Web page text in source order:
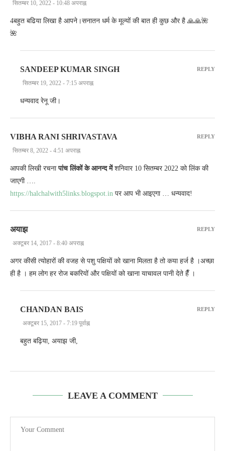
सितम्बर 10, 2022 - 10:48 अपराह्न
4बहुत बढिया लिखा है आपने।सनातन धर्म के मूल्यों की बात ही कुछ और है 🙏🙏🌺
🌺
SANDEEP KUMAR SINGH
सितम्बर 19, 2022 - 7:15 अपराह्न
धन्यवाद रेनू जी।
REPLY
VIBHA RANI SHRIVASTAVA
सितम्बर 8, 2022 - 4:51 अपराह्न
आपकी लिखी रचनापांच लिंकों के आनन्द मेंशनिवार 10 सितम्बर 2022 को लिंक की
जाएगी ….
https://halchalwith5links.blogspot.in पर आप भी आइएगा … धन्यवाद!
REPLY
अयाझ
अक्टूबर 14, 2017 - 8:40 अपराह्न
अगर कीसी त्योहारों की वजह से पशु पक्षियों को खाना मिलता है तो कया हर्ज है ।अच्छा
ही है । हम लोग हर रोज बकरियों और पक्षियों को खाना याचावल पानी देते हैँ ।
REPLY
CHANDAN BAIS
अक्टूबर 15, 2017 - 7:19 पूर्वाह्न
बहुत बढ़िया, अयाझ जी,
REPLY
LEAVE A COMMENT